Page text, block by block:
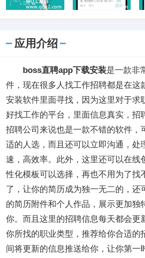
应用介绍
boss直聘app下载安装是一款非
件，现在很多人找工作招聘都是在这
安装软件里面寻找，因为这里对于求
好找工作的平台，里面信息真实，招
招聘公司来说也是一款不错的软件，
适的人选，而且还可以立即沟通，处
速，高效率。此外，这里还可以在线
性化模板可以选择，再也不用为了找
了，让你的简历成为独一无二的，还
的简历附件和个人作品，展示更加独
你。而且这里的招聘信息每天都会更
你所找的职业类型，推荐给你合适的
间将更新的信息推送给你，让你第一